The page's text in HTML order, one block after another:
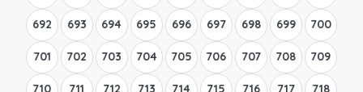
692 693 694 695 696 697 698 699 700
701 702 703 704 705 706 707 708 709
710 711 712 713 714 715 716 717 718